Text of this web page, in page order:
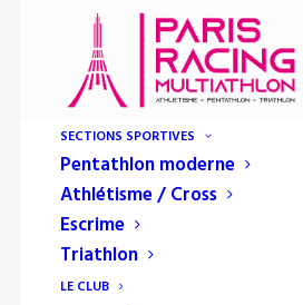
SECTIONS SPORTIVES
Pentathlon moderne
Athlétisme / Cross
Escrime
Triathlon
LE CLUB